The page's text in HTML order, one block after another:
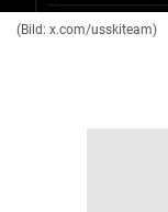
(Bild: x.com/usskiteam)